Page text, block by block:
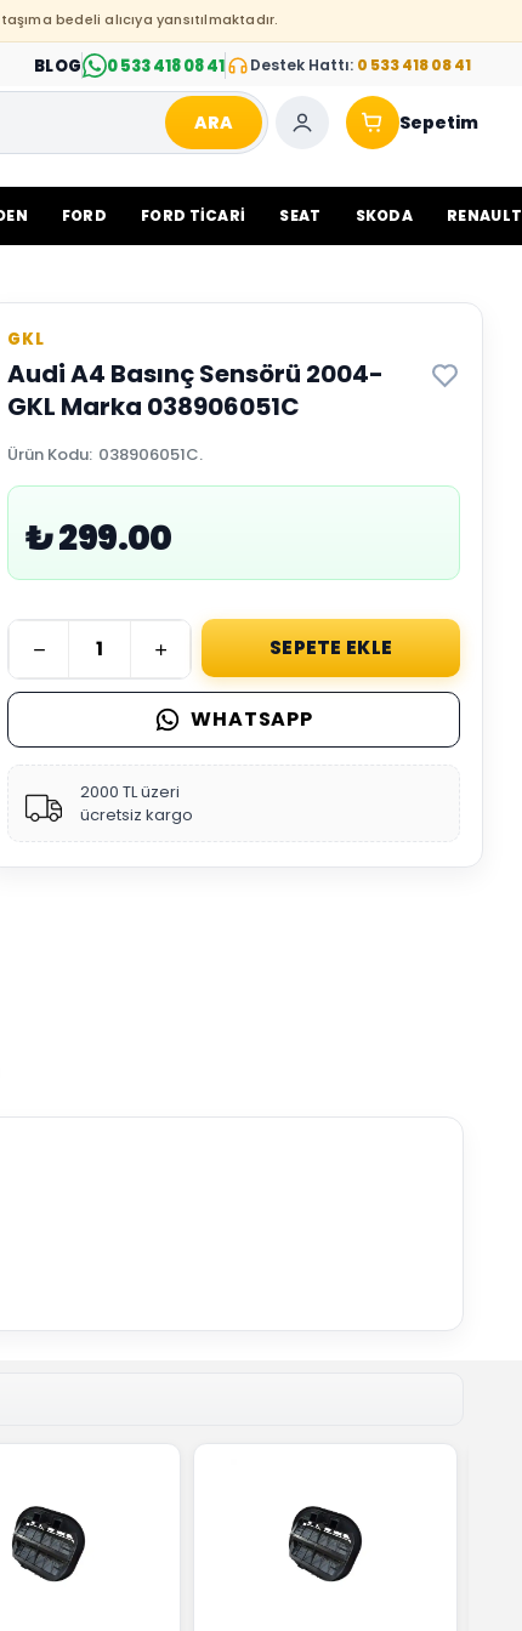
bedeli alıcıya yansıtılmaktadır.
BLOG 0 533 418 08 41 Destek Hattı: 0 533 418 08 41
ARA Sepetim
FORD FORD TİCARİ SEAT SKODA RENAULT
GKL
Audi A4 Basınç Sensörü 2004-
GKL Marka 038906051C
Ürün Kodu: 038906051C.
₺ 299.00
SEPETE EKLE
WHATSAPP
2000 TL üzeri
ücretsiz kargo